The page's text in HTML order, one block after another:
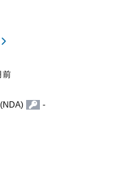
前
-